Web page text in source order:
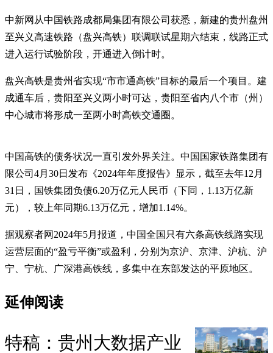
中新网从中国铁路成都局集团有限公司获悉，新建的贵州盘州
至兴义高速铁路（盘兴高铁）联调联试星期六结束，线路正式
进入运行试验阶段，开通进入倒计时。
盘兴高铁是贵州省实现“市市通高铁”目标的最后一个项目。建
成通车后，贵阳至兴义两小时可达，贵阳至省内八个市（州）
中心城市将形成一至两小时高铁交通圈。
中国高铁的债务状况一直引发外界关注。中国国家铁路集团有
限公司4月30日发布《2024年年度报告》显示，截至去年12月
31日，国铁集团负债6.20万亿元人民币（下同，1.13万亿新
元），较上年同期6.13万亿元，增加1.14%。
据观察者网2024年5月报道，中国全国只有六条高铁线路实现
运营层面的“盈亏平衡”或盈利，分别为京沪、京津、沪杭、沪
宁、宁杭、广深港高铁线，多集中在东部发达的平原地区。
延伸阅读
特稿：贵州大数据产业